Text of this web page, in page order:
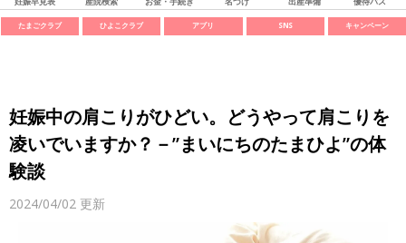
たまごクラブ ひよこクラブ アプリ SNS キャンペーン
妊娠中の肩こりがひどい。どうやって肩こりを
凌いでいますか？－”まいにちのたまひよ”の体
験談
2024/04/02 更新